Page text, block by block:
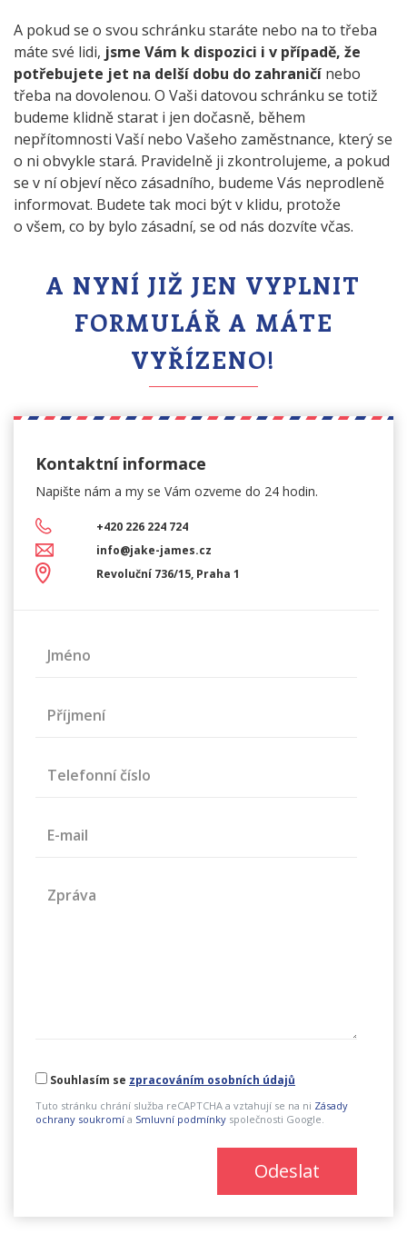
A pokud se o svou schránku staráte nebo na to třeba
máte své lidi, jsme Vám k dispozici i v případě, že
potřebujete jet na delší dobu do zahraničí nebo
třeba na dovolenou. O Vaši datovou schránku se totiž
budeme klidně starat i jen dočasně, během
nepřítomnosti Vaší nebo Vašeho zaměstnance, který se
o ni obvykle stará. Pravidelně ji zkontrolujeme, a pokud
se v ní objeví něco zásadního, budeme Vás neprodleně
informovat. Budete tak moci být v klidu, protože
o všem, co by bylo zásadní, se od nás dozvíte včas.
A NYNÍ JIŽ JEN VYPLNIT
FORMULÁŘ A MÁTE
VYŘÍZENO!
Kontaktní informace
Napište nám a my se Vám ozveme do 24 hodin.
+420 226 224 724
info@jake-james.cz
Revoluční 736/15, Praha 1
Jméno
Příjmení
Telefonní číslo
E-mail
Zpráva
Souhlasím se zpracováním osobních údajů
Tuto stránku chrání služba reCAPTCHA a vztahují se na ni Zásady
ochrany soukromí a Smluvní podmínky společnosti Google.
Odeslat